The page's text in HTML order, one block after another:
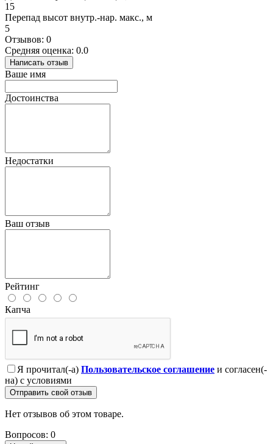
15
Перепад высот внутр.-нар. макс., м
5
Отзывов: 0
Средняя оценка: 0.0
Написать отзыв
Ваше имя
Достоинства
Недостатки
Ваш отзыв
Рейтинг
Капча
Я прочитал(-а) Пользовательское соглашение и согласен(-
на) с условиями
Отправить свой отзыв
Нет отзывов об этом товаре.
Вопросов: 0